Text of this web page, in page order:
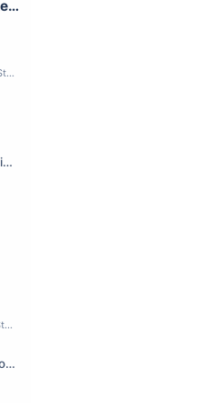
Monipuolisinta iskelmää ja parasta poppia
Tänään klo 06:00 - 10:00 - Studiossa: Kimmo Hoivassilta
Tampereenkiäliset uutiset
Tänään klo 13:00 - 18:00 - Studiossa: Kaisu Lämsä
SUN Viihteelle -toivekonsertti